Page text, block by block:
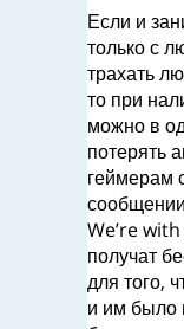
Если и
только с
трахать
то при
можно в
потерять
геймерам
We’re
получат
для того,
и им было